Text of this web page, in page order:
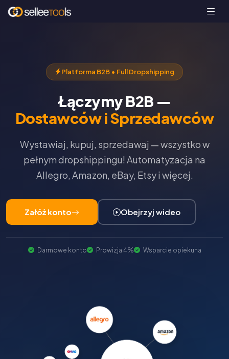
Platforma B2B • Full Dropshipping
Łączymy B2B —
Dostawców i Sprzedawców
Wystawiaj, kupuj, sprzedawaj — wszystko w
pełnym dropshippingu! Automatyzacja na
Allegro, Amazon, eBay, Etsy i więcej.
Załóż konto Obejrzyj wideo
Darmowe konto Prowizja 4% Wsparcie opiekuna